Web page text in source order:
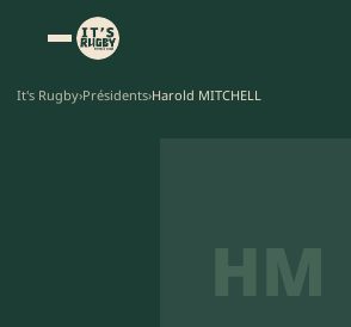
It's Rugby›Présidents›Harold MITCHELL
HM